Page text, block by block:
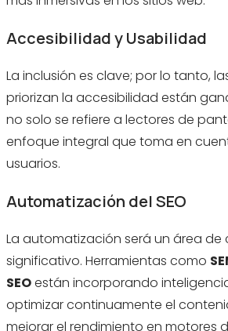
Accesibilidad y Usabilidad
La inclusión es clave; por lo tanto,
priorizan la accesibilidad están
no solo se refiere a lectores de
enfoque integral que toma en
usuarios.
Automatización del SEO
La automatización será un área de
significativo. Herramientas como
SEOestán incorporando
optimizar continuamente el
mejorar el rendimiento en motores